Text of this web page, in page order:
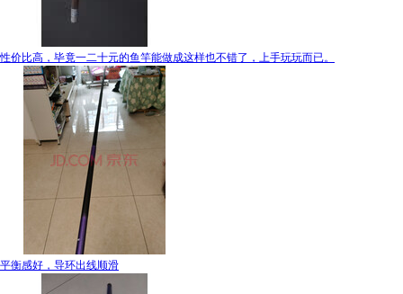
性价比高，毕竟一二十元的鱼竿能做成这样也不错了，上手玩玩而已。
平衡感好，导环出线顺滑